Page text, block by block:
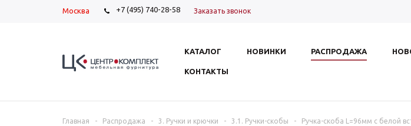
Москва +7 (495) 740-28-58 Заказать звонок
КАТАЛОГ НОВИНКИ РАСПРОДАЖА
КОНТАКТЫ
Главная - Распродажа - 3. Ручки и крючки - 3.1. Ручки-скобы - Ручка-скоба L=96мм с белой